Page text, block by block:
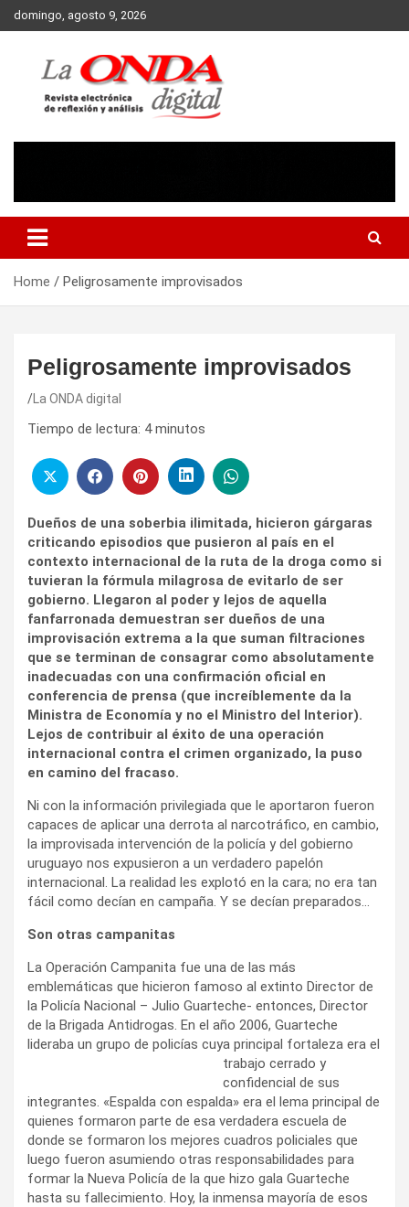
Skip
to
domingo, agosto 9, 2026
Home Peligrosamente improvisados
Peligrosamente improvisados
La ONDA digital
Tiempo de lectura: 4 minutos
Dueños de una soberbia ilimitada, hicieron gárgaras
criticando episodios que pusieron al país en el
contexto internacional de la ruta de la droga como si
tuvieran la fórmula milagrosa de evitarlo de ser
gobierno. Llegaron al poder y lejos de aquella
fanfarronada demuestran ser dueños de una
improvisación extrema a la que suman filtraciones
que se terminan de consagrar como absolutamente
inadecuadas con una confirmación oficial en
conferencia de prensa (que increíblemente da la
Ministra de Economía y no el Ministro del Interior).
Lejos de contribuir al éxito de una operación
internacional contra el crimen organizado, la puso
en camino del fracaso.
Ni con la información privilegiada que le aportaron fueron
capaces de aplicar una derrota al narcotráfico, en cambio,
la improvisada intervención de la policía y del gobierno
uruguayo nos expusieron a un verdadero papelón
internacional. La realidad les explotó en la cara; no era tan
fácil como decían en campaña. Y se decían preparados…
Son otras campanitas
La Operación Campanita fue una de las más
emblemáticas que hicieron famoso al extinto Director de
la Policía Nacional – Julio Guarteche- entonces, Director
de la Brigada Antidrogas. En el año 2006, Guarteche
lideraba un grupo de policías cuya principal fortaleza era el
trabajo cerrado y
confidencial de sus
integrantes. «Espalda con espalda» era el lema principal de
quienes formaron parte de esa verdadera escuela de
donde se formaron los mejores cuadros policiales que
luego fueron asumiendo otras responsabilidades para
formar la Nueva Policía de la que hizo gala Guarteche
hasta su fallecimiento. Hoy, la inmensa mayoría de esos